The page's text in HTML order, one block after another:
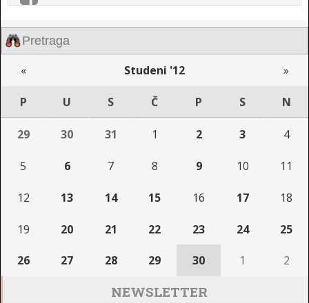
« Studeni '12 »
P U S Č P S N
29 30 31 1 2 3 4
5 6 7 8 9 10 11
12 13 14 15 16 17 18
19 20 21 22 23 24 25
26 27 28 29 30 1 2
NEWSLETTER